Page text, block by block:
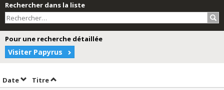
Rechercher dans la liste
Pour une recherche détaillée
Visiter Papyrus
DateTrier par date en ordre croissant
TitreTrier par titre en ordre croissant